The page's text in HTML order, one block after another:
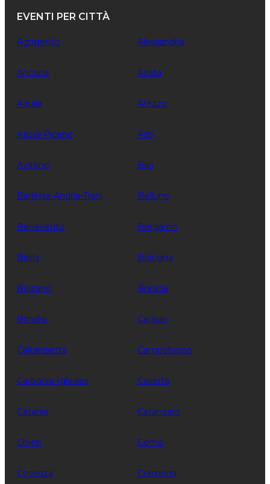
EVENTI PER CITTÀ
Agrigento Alessandria
Ancona Aosta
Aquila Arezzo
Ascoli Piceno Asti
Avellino Bari
Barletta-Andria-Trani Belluno
Benevento Bergamo
Biella Bologna
Bolzano Brescia
Brindisi Cagliari
Caltanisetta Campobasso
Carbonia-Iglesias Caserta
Catania Catanzaro
Chieti Como
Cosenza Cremona